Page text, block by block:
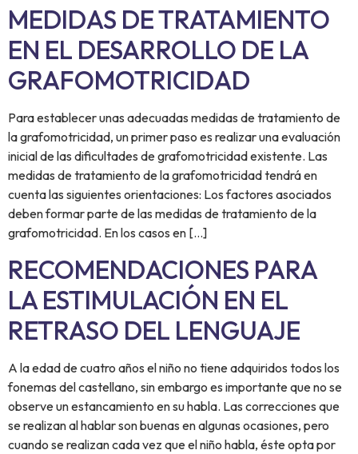
MEDIDAS DE TRATAMIENTO
EN EL DESARROLLO DE LA
GRAFOMOTRICIDAD
Para establecer unas adecuadas medidas de tratamiento de
la grafomotricidad, un primer paso es realizar una evaluación
inicial de las dificultades de grafomotricidad existente. Las
medidas de tratamiento de la grafomotricidad tendrá en
cuenta las siguientes orientaciones: Los factores asociados
deben formar parte de las medidas de tratamiento de la
grafomotricidad. En los casos en […]
RECOMENDACIONES PARA
LA ESTIMULACIÓN EN EL
RETRASO DEL LENGUAJE
A la edad de cuatro años el niño no tiene adquiridos todos los
fonemas del castellano, sin embargo es importante que no se
observe un estancamiento en su habla. Las correcciones que
se realizan al hablar son buenas en algunas ocasiones, pero
cuando se realizan cada vez que el niño habla, éste opta por